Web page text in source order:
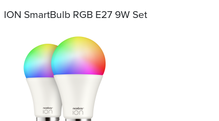
ION SmartBulb RGB E27 9W Set